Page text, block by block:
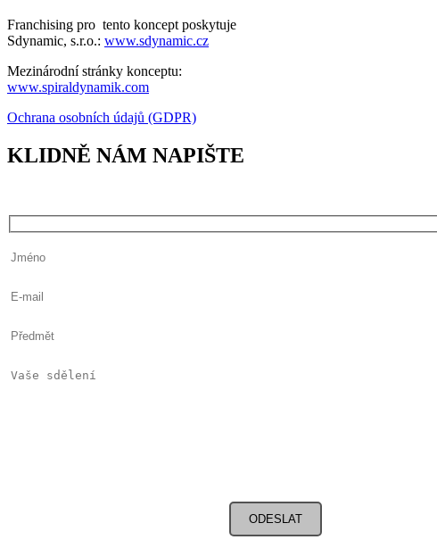
Franchising pro tento koncept poskytuje
Sdynamic, s.r.o.: www.sdynamic.cz
Mezinárodní stránky konceptu:
www.spiraldynamik.com
Ochrana osobních údajů (GDPR)
KLIDNĚ NÁM NAPIŠTE